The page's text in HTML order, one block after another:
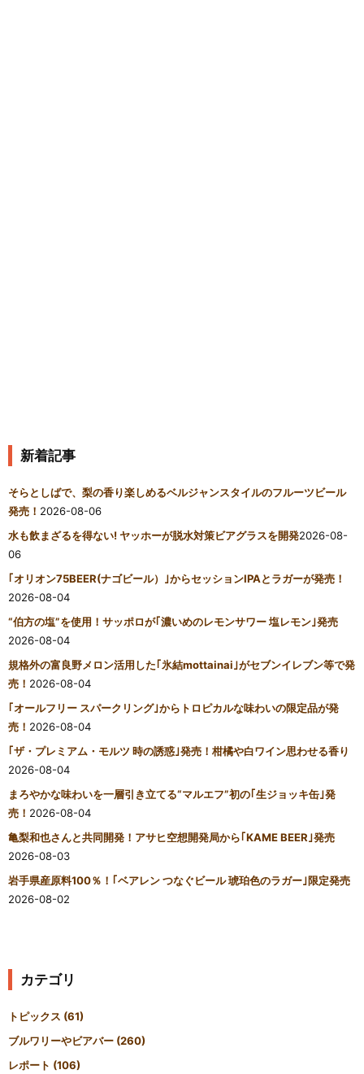
新着記事
そらとしばで、梨の香り楽しめるベルジャンスタイルのフルーツビール
発売！ 2026-08-06
水も飲まざるを得ない! ヤッホーが脱水対策ビアグラスを開発2026-08-
06
｢オリオン75BEER(ナゴビール）｣からセッションIPAとラガーが発売！
2026-08-04
“伯方の塩”を使用！サッポロが｢濃いめのレモンサワー 塩レモン｣発売
2026-08-04
規格外の富良野メロン活用した｢氷結mottainai｣がセブンイレブン等で発
売！ 2026-08-04
｢オールフリー スパークリング｣からトロピカルな味わいの限定品が発
売！ 2026-08-04
｢ザ・プレミアム・モルツ 時の誘惑｣発売！柑橘や白ワイン思わせる香り
2026-08-04
まろやかな味わいを一層引き立てる“マルエフ”初の｢生ジョッキ缶｣発
売！ 2026-08-04
亀梨和也さんと共同開発！アサヒ空想開発局から｢KAME BEER｣発売
2026-08-03
岩手県産原料100％！｢ベアレン つなぐビール 琥珀色のラガー｣限定発売
2026-08-02
カテゴリ
トピックス (61)
ブルワリーやビアバー (260)
レポート (106)